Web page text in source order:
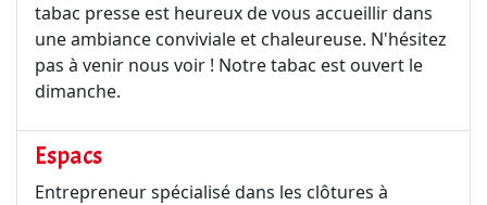
tabac presse est heureux de vous accueillir dans
une ambiance conviviale et chaleureuse. N'hésitez
pas à venir nous voir ! Notre tabac est ouvert le
dimanche.
Espacs
Entrepreneur spécialisé dans les clôtures à